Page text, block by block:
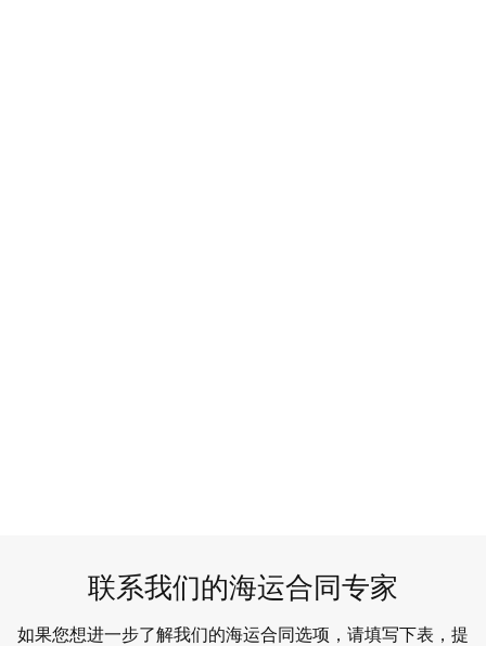
联系我们的海运合同专家
如果您想进一步了解我们的海运合同选项，请填写下表，提